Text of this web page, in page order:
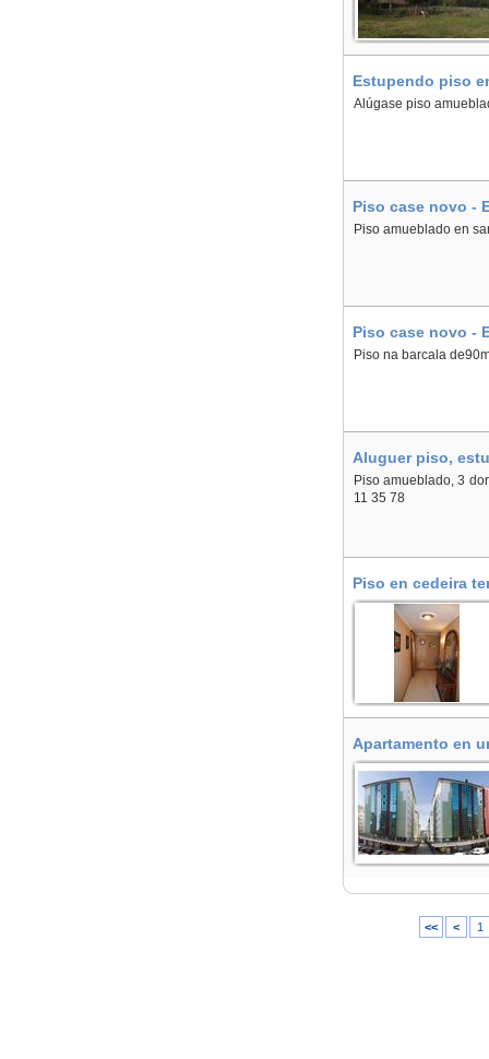
Estupendo piso
Alúgase piso
Piso case novo -
Piso amueblado en
Piso case novo -
Piso na barcala
Aluguer piso,
Piso amueblado, 3
11 35 78
Piso en cedeira
Apartamento en
<< < 1